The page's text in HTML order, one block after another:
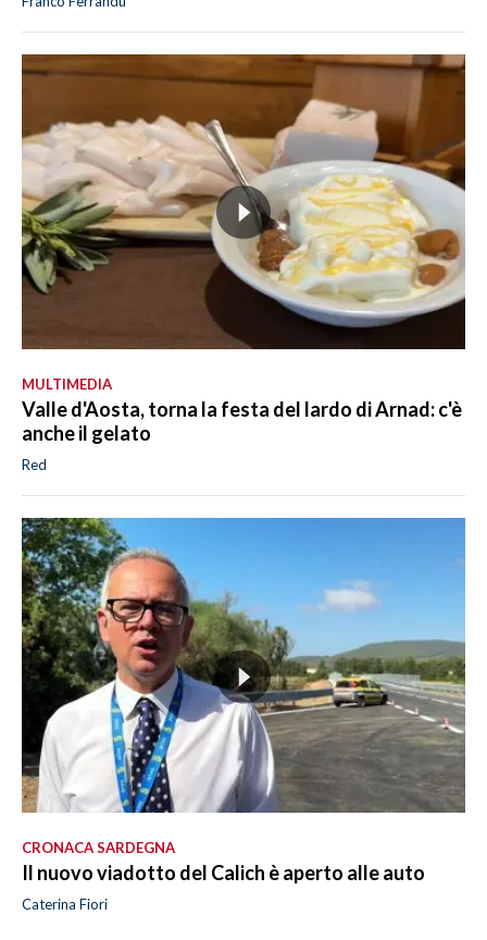
MULTIMEDIA
Valle d'Aosta, torna la festa del lardo di Arnad: c'è
anche il gelato
Red
CRONACA SARDEGNA
Il nuovo viadotto del Calich è aperto alle auto
Caterina Fiori